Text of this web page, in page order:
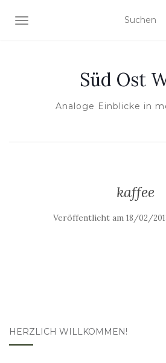
NAVIGATION UMSCHALTEN
Süd Ost
Analoge Einblicke in
kaffee
Veröffentlicht am 18/02/
HERZLICH WILLKOMMEN!